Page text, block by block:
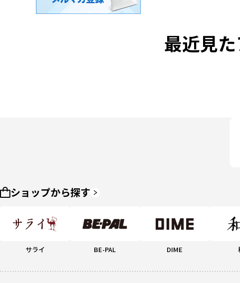
最近見
ショップから探す
サライ BE-PAL DIME